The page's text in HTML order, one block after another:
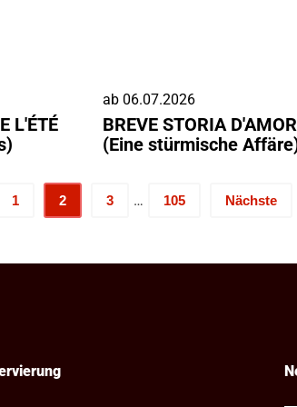
L'ÉTÉ
ab 06.07.2026
BREVE STORIA
(Eine stürmische
1 2 3 … 105 Nächste